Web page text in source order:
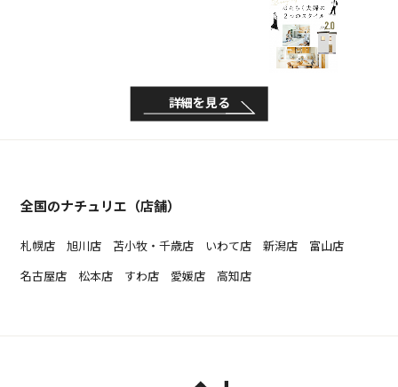
詳細を見る
全国のナチュリエ（店舗）
札幌店 旭川店 苫小牧・千歳店 いわて店 新潟店
富山店
名古屋店
松本店 すわ店 愛媛店 高知店